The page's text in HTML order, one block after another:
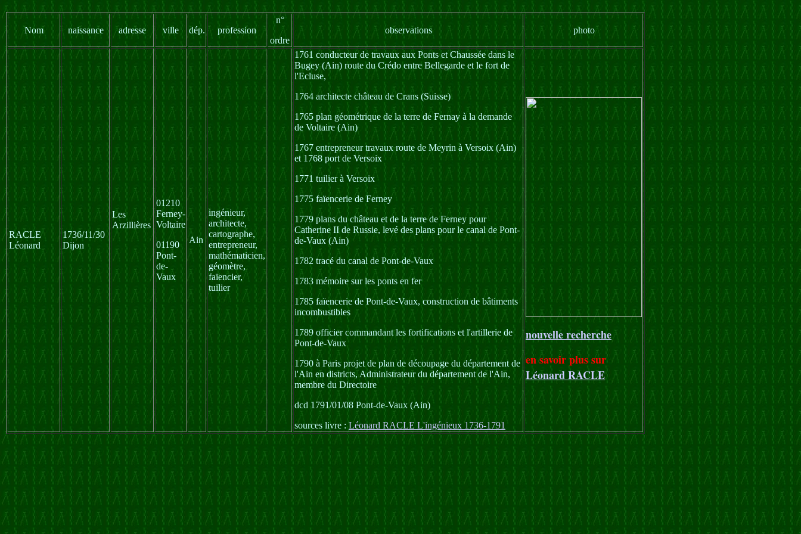
Nom naissance adresse ville dép. profession
n°
ordre
observations photo
RACLE
Léonard
1736/11/30
Dijon
Les
Arzillières
01210
Ferney-
Voltaire
01190
Pont-
de-
Vaux
Ain
ingénieur,
architecte,
cartographe,
entrepreneur,
mathématicien,
géomètre,
faïencier,
tuilier
1761 conducteur de travaux aux Ponts et Chaussée dans le
Bugey (Ain) route du Crédo entre Bellegarde et le fort de
l'Ecluse,
1764 architecte château de Crans (Suisse)
1765 plan géométrique de la terre de Fernay à la demande
de Voltaire (Ain)
1767 entrepreneur travaux route de Meyrin à Versoix (Ain)
et 1768 port de Versoix
1771 tuilier à Versoix
1775 faïencerie de Ferney
1779 plans du château et de la terre de Ferney pour
Catherine II de Russie, levé des plans pour le canal de Pont-
de-Vaux (Ain)
1782 tracé du canal de Pont-de-Vaux
1783 mémoire sur les ponts en fer
1785 faïencerie de Pont-de-Vaux, construction de bâtiments
incombustibles
1789 officier commandant les fortifications et l'artillerie de
Pont-de-Vaux
1790 à Paris projet de plan de découpage du département de
l'Ain en districts, Administrateur du département de l'Ain,
membre du Directoire
dcd 1791/01/08 Pont-de-Vaux (Ain)
sources livre :Léonard RACLE L'ingénieux 1736-1791
nouvelle recherche
en savoir plus sur
Léonard RACLE